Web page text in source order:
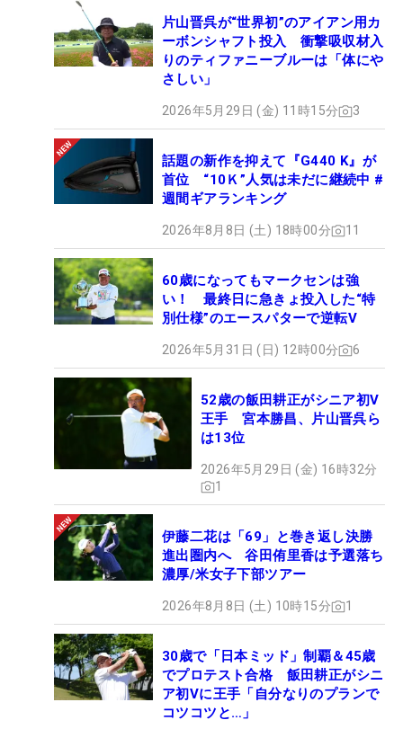
片山晋呉が“世界初”のアイアン用カ
ーボンシャフト投入 衝撃吸収材入
りのティファニーブルーは「体にや
さしい」
2026年5月29日 (金) 11時15分 3
話題の新作を抑えて『G440 K』が
首位 “10Ｋ”人気は未だに継続中 #
週間ギアランキング
2026年8月8日 (土) 18時00分 11
60歳になってもマークセンは強
い！ 最終日に急きょ投入した“特
別仕様”のエースパターで逆転V
2026年5月31日 (日) 12時00分 6
52歳の飯田耕正がシニア初V
王手 宮本勝昌、片山晋呉ら
は13位
2026年5月29日 (金) 16時32分
1
伊藤二花は「69」と巻き返し決勝
進出圏内へ 谷田侑里香は予選落ち
濃厚/米女子下部ツアー
2026年8月8日 (土) 10時15分 1
30歳で「日本ミッド」制覇＆45歳
でプロテスト合格 飯田耕正がシニ
ア初Vに王手「自分なりのプランで
コツコツと…」